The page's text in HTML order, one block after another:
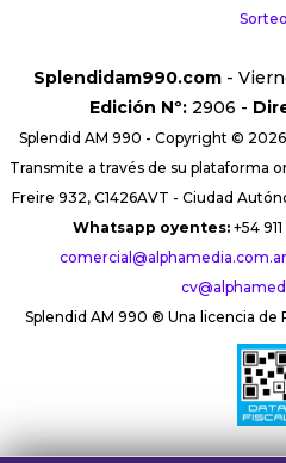
Splendidam990.com -
Edición Nº:2906 -
Splendid AM 990 - Copyright ©
Transmite a través de su plataforma
Freire 932, C1426AVT - Ciudad
Whatsapp oyentes: +54
comercial@alphamedia.com.ar
Splendid AM 990 ® Una licencia de